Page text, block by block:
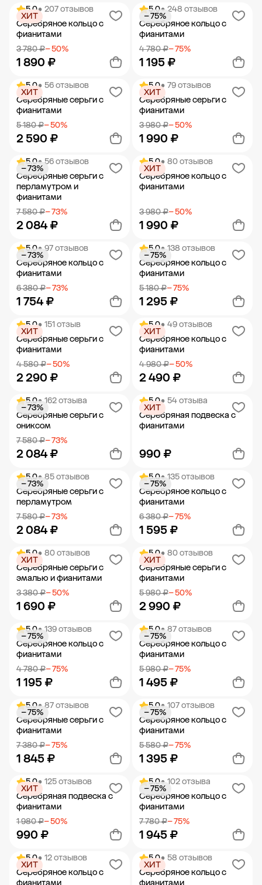
Добавить в корзину Добавить в корзину
5.0• 207 отзывов
Серебряное кольцо с
фианитами
3 780 ₽− 50%
1 890 ₽
ХИТ
Добавить в корзину
5.0• 248 отзывов
Серебряное кольцо с
фианитами
4 780 ₽− 75%
1 195 ₽
− 75%
Добавить в корзину
5.0• 56 отзывов
Серебряные серьги с
фианитами
5 180 ₽− 50%
2 590 ₽
ХИТ
Добавить в корзину
5.0• 79 отзывов
Серебряные серьги с
фианитами
3 980 ₽− 50%
1 990 ₽
ХИТ
Добавить в корзину
5.0• 56 отзывов
Серебряные серьги с
перламутром и
фианитами
7 580 ₽− 73%
2 084 ₽
− 73%
Добавить в корзину
5.0• 80 отзывов
Серебряное кольцо с
фианитами
3 980 ₽− 50%
1 990 ₽
ХИТ
Добавить в корзину
5.0• 97 отзывов
Серебряное кольцо с
фианитами
6 380 ₽− 73%
1 754 ₽
− 73%
Добавить в корзину
5.0• 138 отзывов
Серебряное кольцо с
фианитами
5 180 ₽− 75%
1 295 ₽
− 75%
Добавить в корзину
5.0• 151 отзыв
Серебряные серьги с
фианитами
4 580 ₽− 50%
2 290 ₽
ХИТ
Добавить в корзину
5.0• 49 отзывов
Серебряное кольцо с
фианитами
4 980 ₽− 50%
2 490 ₽
ХИТ
Добавить в корзину
5.0• 162 отзыва
Серебряные серьги с
ониксом
7 580 ₽− 73%
2 084 ₽
− 73%
Добавить в корзину
5.0• 54 отзыва
Серебряная подвеска с
фианитами
990 ₽
ХИТ
Добавить в корзину
5.0• 85 отзывов
Серебряные серьги с
перламутром
7 580 ₽− 73%
2 084 ₽
− 73%
Добавить в корзину
5.0• 135 отзывов
Серебряное кольцо с
фианитами
6 380 ₽− 75%
1 595 ₽
− 75%
Добавить в корзину
5.0• 80 отзывов
Серебряные серьги с
эмалью и фианитами
3 380 ₽− 50%
1 690 ₽
ХИТ
Добавить в корзину
5.0• 80 отзывов
Серебряные серьги с
фианитами
5 980 ₽− 50%
2 990 ₽
ХИТ
Добавить в корзину
5.0• 139 отзывов
Серебряное кольцо с
фианитами
4 780 ₽− 75%
1 195 ₽
− 75%
Добавить в корзину
5.0• 87 отзывов
Серебряное кольцо с
фианитами
5 980 ₽− 75%
1 495 ₽
− 75%
Добавить в корзину
5.0• 87 отзывов
Серебряные серьги с
фианитами
7 380 ₽− 75%
1 845 ₽
− 75%
Добавить в корзину
5.0• 107 отзывов
Серебряное кольцо с
фианитами
5 580 ₽− 75%
1 395 ₽
− 75%
Добавить в корзину
5.0• 125 отзывов
Серебряная подвеска с
фианитами
1 980 ₽− 50%
990 ₽
ХИТ
Добавить в корзину
5.0• 102 отзыва
Серебряное кольцо с
фианитами
7 780 ₽− 75%
1 945 ₽
− 75%
Добавить в корзину
5.0• 12 отзывов
Серебряное кольцо с
фианитами
ХИТ
5.0• 58 отзывов
Серебряное кольцо с
фианитами
ХИТ